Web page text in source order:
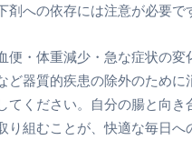
剤への依存には注意が必要で
便・体重減少・急な症状の変
ど器質的疾患の除外のために
てください。自分の腸と向き
り組むことが、快適な毎日へ